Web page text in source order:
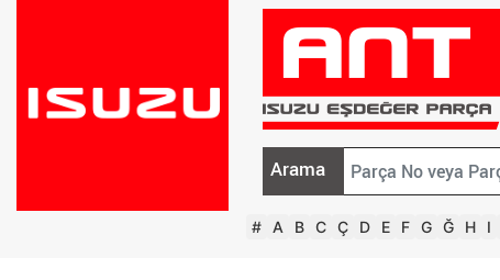
Arama
# A B C Ç D E F G Ğ H I